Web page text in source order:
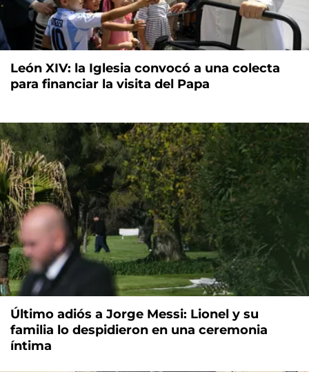
León XIV: la Iglesia convocó a una colecta
para financiar la visita del Papa
Último adiós a Jorge Messi: Lionel y su
familia lo despidieron en una ceremonia
íntima